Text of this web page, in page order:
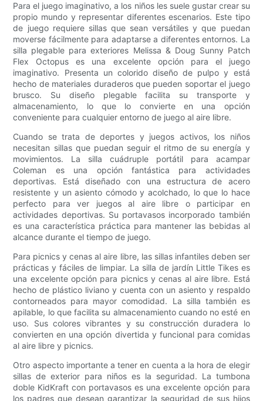
Para el juego imaginativo, a los niños les suele gustar crear su
propio mundo y representar diferentes escenarios. Este tipo
de juego requiere sillas que sean versátiles y que puedan
moverse fácilmente para adaptarse a diferentes entornos. La
silla plegable para exteriores Melissa & Doug Sunny Patch
Flex Octopus es una excelente opción para el juego
imaginativo. Presenta un colorido diseño de pulpo y está
hecho de materiales duraderos que pueden soportar el juego
brusco. Su diseño plegable facilita su transporte y
almacenamiento, lo que lo convierte en una opción
conveniente para cualquier entorno de juego al aire libre.
Cuando se trata de deportes y juegos activos, los niños
necesitan sillas que puedan seguir el ritmo de su energía y
movimientos. La silla cuádruple portátil para acampar
Coleman es una opción fantástica para actividades
deportivas. Está diseñado con una estructura de acero
resistente y un asiento cómodo y acolchado, lo que lo hace
perfecto para ver juegos al aire libre o participar en
actividades deportivas. Su portavasos incorporado también
es una característica práctica para mantener las bebidas al
alcance durante el tiempo de juego.
Para picnics y cenas al aire libre, las sillas infantiles deben ser
prácticas y fáciles de limpiar. La silla de jardín Little Tikes es
una excelente opción para picnics y cenas al aire libre. Está
hecho de plástico liviano y cuenta con un asiento y respaldo
contorneados para mayor comodidad. La silla también es
apilable, lo que facilita su almacenamiento cuando no esté en
uso. Sus colores vibrantes y su construcción duradera lo
convierten en una opción divertida y funcional para comidas
al aire libre y picnics.
Otro aspecto importante a tener en cuenta a la hora de elegir
sillas de exterior para niños es la seguridad. La tumbona
doble KidKraft con portavasos es una excelente opción para
los padres que desean garantizar la seguridad de sus hijos